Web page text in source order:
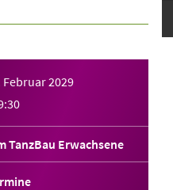
Februar 2029
TanzBau Erwachsene